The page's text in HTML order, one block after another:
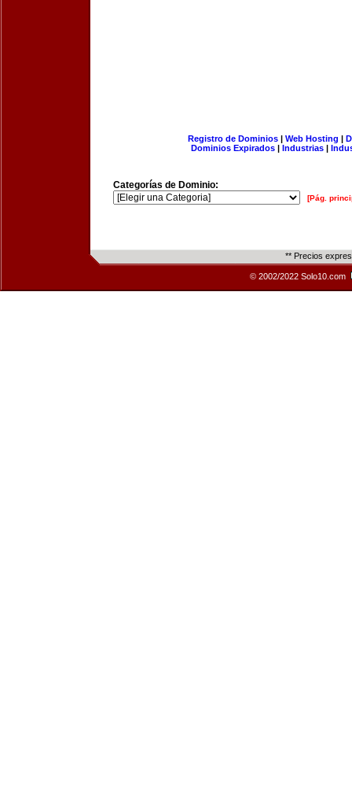
Registro de Dominios| Web Hosting |
Dominios Expirados | Industrias |
Categorías de Dominio:
[Pág.
** Precios
© 2002/2022 Solo10.com